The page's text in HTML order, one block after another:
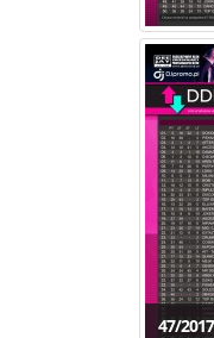
47/2017